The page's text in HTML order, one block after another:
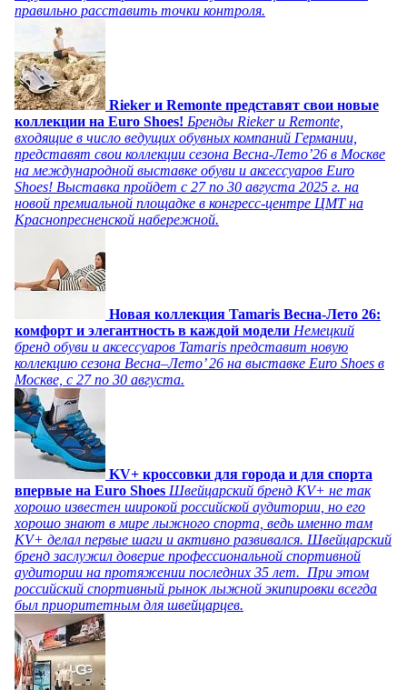
правильно расставить точки контроля.
Rieker и Remonte представят свои новые
коллекции на Euro Shoes! Бренды Rieker и Remonte,
входящие в число ведущих обувных компаний Германии,
представят свои коллекции сезона Весна-Лето’26 в Москве
на международной выставке обуви и аксессуаров Euro
Shoes! Выставка пройдет c 27 по 30 августа 2025 г. на
новой премиальной площадке в конгресс-центре ЦМТ на
Краснопресненской набережной.
Новая коллекция Tamaris Весна-Лето 26:
комфорт и элегантность в каждой модели Немецкий
бренд обуви и аксессуаров Tamaris представит новую
коллекцию сезона Весна–Лето’ 26 на выставке Euro Shoes в
Москве, с 27 по 30 августа.
KV+ кроссовки для города и для спорта
впервые на Euro Shoes Швейцарский бренд KV+ не так
хорошо известен широкой российской аудитории, но его
хорошо знают в мире лыжного спорта, ведь именно там
KV+ делал первые шаги и активно развивался. Швейцарский
бренд заслужил доверие профессиональной спортивной
аудитории на протяжении последних 35 лет. При этом
российский спортивный рынок лыжной экипировки всегда
был приоритетным для швейцарцев.